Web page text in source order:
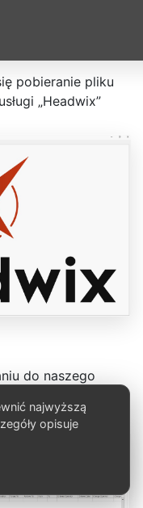
pobieranie pliku
„Headwix”
do naszego
Headwix
najwyższą
opisuje